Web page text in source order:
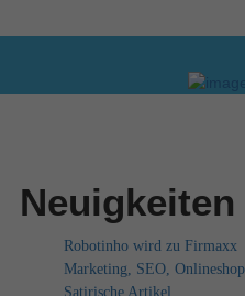
Neuigkeiten
Robotinho wird zu Firmaxx
Marketing, SEO, Onlineshop
Satirische Artikel